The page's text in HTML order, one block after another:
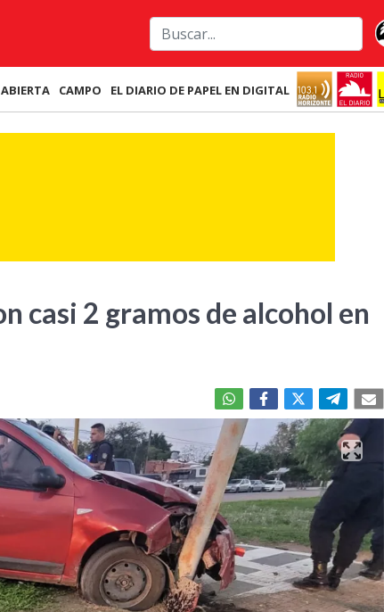
CAMPO EL DIARIO DE PAPEL EN DIGITAL
casi 2 gramos de alcohol en